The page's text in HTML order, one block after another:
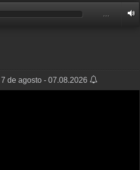
de agosto - 07.08.2026